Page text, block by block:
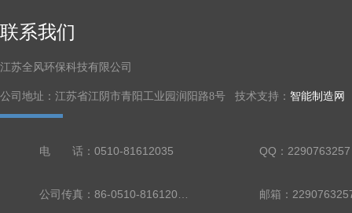
联系我们
江苏全风环保科技有限公司
公司地址：江苏省江阴市青阳工业园润阳路8号 技术支持： 智能制造网
电 话：0510-81612035 QQ：2290763257
邮箱：